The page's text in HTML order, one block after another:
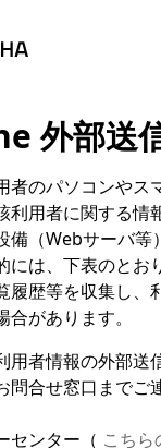
外部送
者のパソコンやス
利用者に関する情
備（Webサーバ等
には、下表のとお
履歴等を収集し、
があります。
用者情報の外部送
合せ窓口までご
センター（ こちら